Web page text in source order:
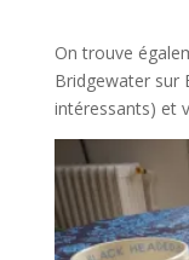
On trouve
Bridgewater sur
intéressants) et